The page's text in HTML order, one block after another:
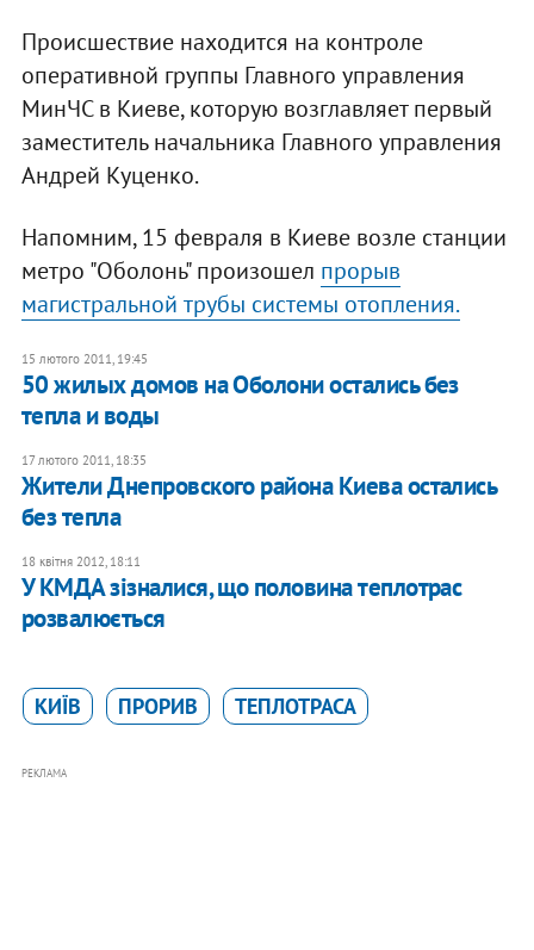
Происшествие находится на контроле
оперативной группы Главного управления
МинЧС в Киеве, которую возглавляет первый
заместитель начальника Главного управления
Андрей Куценко.
Напомним, 15 февраля в Киеве возле станции
метро "Оболонь" произошел прорыв
магистральной трубы системы отопления.
15 лютого 2011, 19:45
50 жилых домов на Оболони остались без
тепла и воды
17 лютого 2011, 18:35
Жители Днепровского района Киева остались
без тепла
18 квітня 2012, 18:11
У КМДА зізналися, що половина теплотрас
розвалюється
КИЇВ ПРОРИВ ТЕПЛОТРАСА
РЕКЛАМА